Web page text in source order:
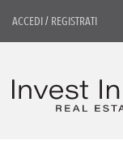
ACCEDI/ REGISTRATI